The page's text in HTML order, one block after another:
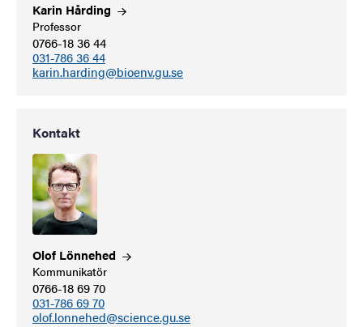
Karin Hårding
Professor
0766-18 36 44
031-786 36 44
karin.harding@bioenv.gu.se
Kontakt
Olof Lönnehed
Kommunikatör
0766-18 69 70
031-786 69 70
olof.lonnehed@science.gu.se